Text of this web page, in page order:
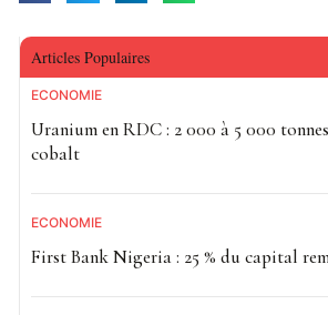
Articles Populaires
ECONOMIE
Uranium en RDC : 2 000 à 5 000
cobalt
ECONOMIE
First Bank Nigeria : 25 % du capital